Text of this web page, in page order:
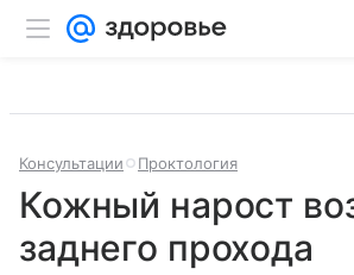
Консультации Проктология
Кожный нарост
заднего прохода